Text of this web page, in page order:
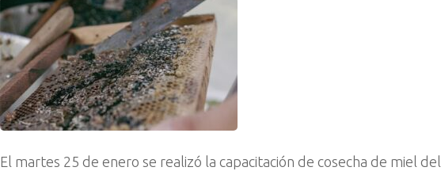
El martes 25 de enero se realizó la capacitación de cosecha de miel del